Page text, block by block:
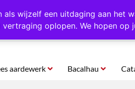
wijzelf een uitdaging aan het
oplopen. We hopen op
1000 verschillende producten op
aardewerk Bacalhau